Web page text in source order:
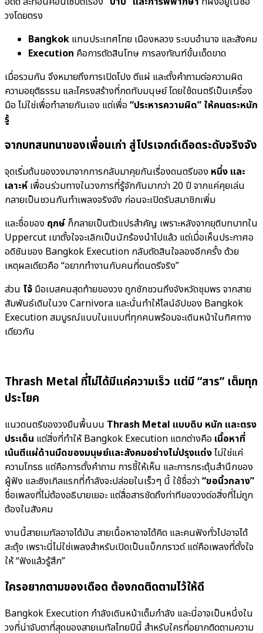
วงโดยตรง
Bangkok แทนประเทศไทย เมืองหลวง ระบบอำนาจ และสังคม
Execution คือการตัดสินโทษ การลงทัณฑ์ขั้นเด็ดขาด
เมื่อรวมกัน จึงหมายถึงการเปิดโปง ตีแผ่ และตั้งคำถามต่อความผิด
ความอยุติธรรม และโครงสร้างที่กดทับมนุษย์ โดยใช้ดนตรีเป็นเครื่อง
มือ ไม่ใช่เพื่อทำลายกันเอง แต่เพื่อ “ประหารความผิด” ให้คนตระหนัก
รู้
จากบทสนทนาของเพื่อนเก่า สู่โปรเจกต์เดือดระดับจริงจัง
จุดเริ่มต้นของวงมาจากการกลับมาคุยกันเรื่องดนตรีของ หนึ่ง และ
เลาะห์ เพื่อนร่วมทางในวงการที่รู้จักกันมากว่า 20 ปี จากแค่คุยเล่น
กลายเป็นชวนกันทำเพลงจริงจัง ก่อนจะเปิดรับสมาชิกเพิ่ม
และชื่อของ ฤกษ์ ก็กลายเป็นตัวแปรสำคัญ เพราะหลังจากยุติบทบาทใน
Uppercut เขาตั้งใจจะเลิกเป็นนักร้องนำไปแล้ว แต่เมื่อเห็นประกาศอ
อดิชันของ Bangkok Execution กลับตัดสินใจลองอีกครั้ง ด้วย
เหตุผลเดียวคือ “อยากทำงานกับคนที่ดนตรีจริง”
ส่วน โจ้ มือเบสคนสุดท้ายของวง ถูกชักชวนถึงจังหวัดชุมพร จากสาย
สัมพันธ์เดิมในวง Carnivora และนั่นทำให้ไลน์อัปของ Bangkok
Execution สมบูรณ์แบบในแบบที่ทุกคนพร้อมจะเดินหน้าในทิศทาง
เดียวกัน
Thrash Metal ที่ไม่ได้มีแค่ความเร็ว แต่มี “สาร” เต็มทุก
ประโยค
แนวดนตรีของวงยืนพื้นบน Thrash Metal แบบดิบ หนัก และตรง
ประเด็น แต่สิ่งที่ทำให้ Bangkok Execution แตกต่างคือ เนื้อหาที่
เน้นตีแผ่ด้านมืดของมนุษย์และสังคมอย่างไม่ปรุงแต่งไม่ใช่แค่
ความโกรธ แต่คือการตั้งคำถาม การชี้ให้เห็น และการกระตุ้นสำนึกของ
ผู้ฟัง และซิงเกิลแรกที่กำลังจะปล่อยในเร็วๆ นี้ ใช้ชื่อว่า“ขอนิ้วกลาง”
ชื่อเพลงที่ไม่ต้องอธิบายเยอะ แต่สื่อสารชัดถึงท่าทีของวงต่อสิ่งที่ไม่ถูก
ต้องในสังคม
งานนี้สายเมทัลอาจได้มัน สายเนื้อหาอาจได้คิด และคนฟังทั่วไปอาจได้
สะดุ้ง เพราะนี่ไม่ใช่เพลงสำหรับเปิดเป็นแบ็กกราวด์ แต่คือเพลงที่ตั้งใจ
ให้ “ฟังแล้วรู้สึก”
ใครอยากตามของเดือด ต้องกดติดตามไว้ให้ดี
Bangkok Execution กำลังเดินหน้าเต็มกำลัง และนี่อาจเป็นหนึ่งใน
วงที่น่าจับตาที่สุดของสายเมทัลไทยปีนี้ สำหรับใครที่อยากติดตามความ